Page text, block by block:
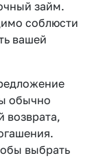
займ.
соблюсти
вашей
обычно
возврата,
выбрать